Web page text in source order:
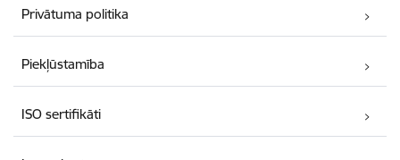
Privātuma politika
Piekļūstamība
ISO sertifikāti